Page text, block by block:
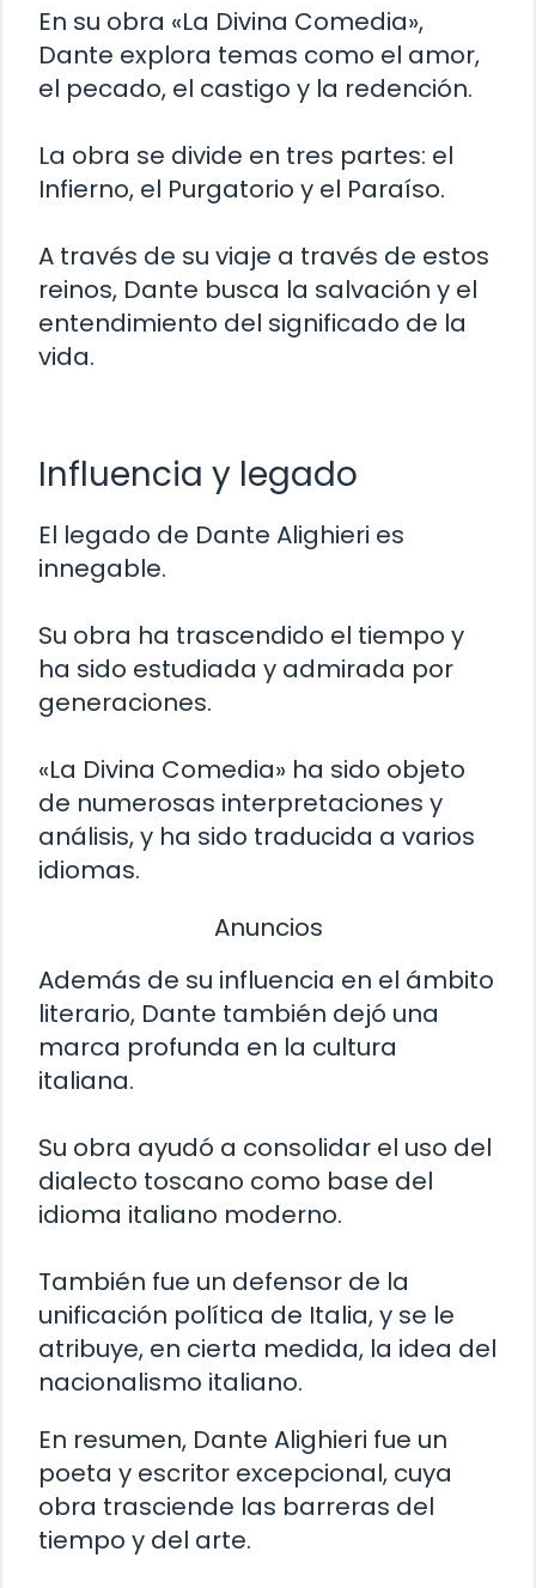
En su obra «La Divina Comedia»,
Dante explora temas como el amor,
el pecado, el castigo y la redención.
La obra se divide en tres partes: el
Infierno, el Purgatorio y el Paraíso.
A través de su viaje a través de estos
reinos, Dante busca la salvación y el
entendimiento del significado de la
vida.
Influencia y legado
El legado de Dante Alighieri es
innegable.
Su obra ha trascendido el tiempo y
ha sido estudiada y admirada por
generaciones.
«La Divina Comedia» ha sido objeto
de numerosas interpretaciones y
análisis, y ha sido traducida a varios
idiomas.
Anuncios
Además de su influencia en el ámbito
literario, Dante también dejó una
marca profunda en la cultura
italiana.
Su obra ayudó a consolidar el uso del
dialecto toscano como base del
idioma italiano moderno.
También fue un defensor de la
unificación política de Italia, y se le
atribuye, en cierta medida, la idea del
nacionalismo italiano.
En resumen, Dante Alighieri fue un
poeta y escritor excepcional, cuya
obra trasciende las barreras del
tiempo y del arte.